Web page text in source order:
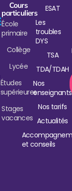
Cours
particuliers
École
primaire
Collège
Lycée
Études
supérieures
Stages
vacances
ESAT
Les
troubles
DYS
TSA
TDA/TDAH
Nos
enseignants
Nos tarifs
Actualités
et conseils